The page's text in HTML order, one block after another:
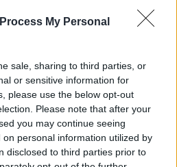
My Personal
sale, sharing to third parties, or
or sensitive information for
please use the below opt-out
Please note that after your
you may continue seeing
personal information utilized by
disclosed to third parties prior to
bolondos